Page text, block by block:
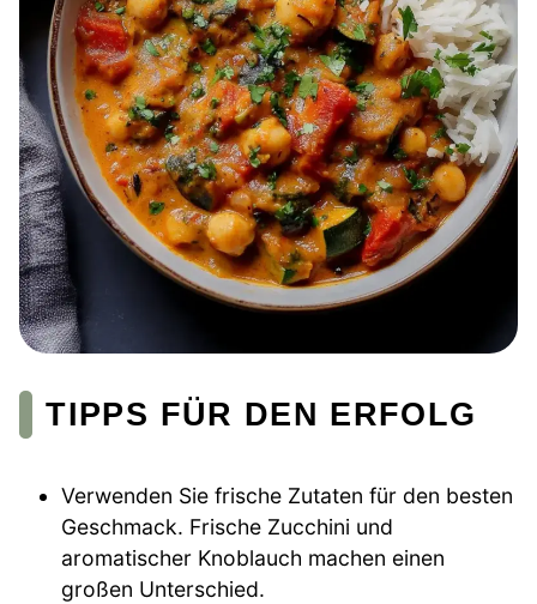
TIPPS FÜR DEN ERFOLG
Verwenden Sie frische Zutaten für den besten
Geschmack. Frische Zucchini und
aromatischer Knoblauch machen einen
großen Unterschied.